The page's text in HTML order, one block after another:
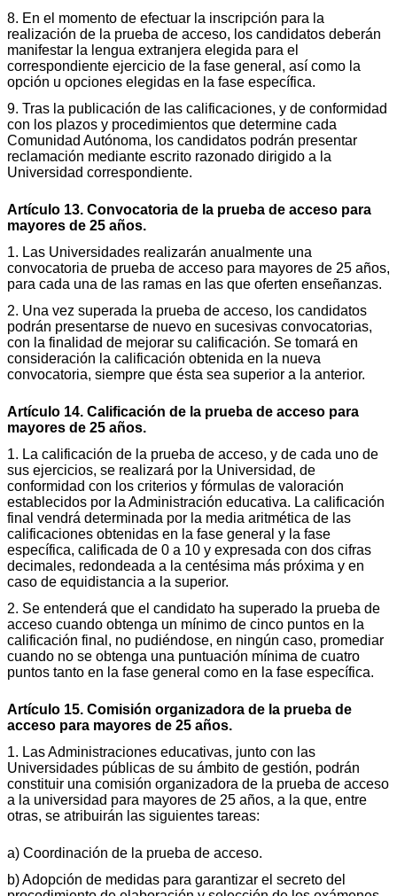
8. En el momento de efectuar la inscripción para la
realización de la prueba de acceso, los candidatos deberán
manifestar la lengua extranjera elegida para el
correspondiente ejercicio de la fase general, así como la
opción u opciones elegidas en la fase específica.
9. Tras la publicación de las calificaciones, y de conformidad
con los plazos y procedimientos que determine cada
Comunidad Autónoma, los candidatos podrán presentar
reclamación mediante escrito razonado dirigido a la
Universidad correspondiente.
Artículo 13. Convocatoria de la prueba de acceso para
mayores de 25 años.
1. Las Universidades realizarán anualmente una
convocatoria de prueba de acceso para mayores de 25 años,
para cada una de las ramas en las que oferten enseñanzas.
2. Una vez superada la prueba de acceso, los candidatos
podrán presentarse de nuevo en sucesivas convocatorias,
con la finalidad de mejorar su calificación. Se tomará en
consideración la calificación obtenida en la nueva
convocatoria, siempre que ésta sea superior a la anterior.
Artículo 14. Calificación de la prueba de acceso para
mayores de 25 años.
1. La calificación de la prueba de acceso, y de cada uno de
sus ejercicios, se realizará por la Universidad, de
conformidad con los criterios y fórmulas de valoración
establecidos por la Administración educativa. La calificación
final vendrá determinada por la media aritmética de las
calificaciones obtenidas en la fase general y la fase
específica, calificada de 0 a 10 y expresada con dos cifras
decimales, redondeada a la centésima más próxima y en
caso de equidistancia a la superior.
2. Se entenderá que el candidato ha superado la prueba de
acceso cuando obtenga un mínimo de cinco puntos en la
calificación final, no pudiéndose, en ningún caso, promediar
cuando no se obtenga una puntuación mínima de cuatro
puntos tanto en la fase general como en la fase específica.
Artículo 15. Comisión organizadora de la prueba de
acceso para mayores de 25 años.
1. Las Administraciones educativas, junto con las
Universidades públicas de su ámbito de gestión, podrán
constituir una comisión organizadora de la prueba de acceso
a la universidad para mayores de 25 años, a la que, entre
otras, se atribuirán las siguientes tareas:
a) Coordinación de la prueba de acceso.
b) Adopción de medidas para garantizar el secreto del